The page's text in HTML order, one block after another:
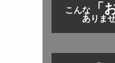
こんな 「
ありま